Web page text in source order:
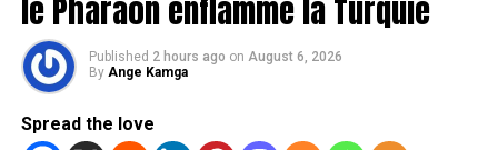
le Pharaon enflamme la Turquie
Published 2 hours ago on August 6, 2026
By Ange Kamga
Spread the love